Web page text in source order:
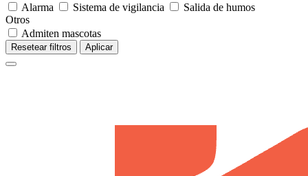
Alarma
Sistema de vigilancia
Salida de humos
Otros
Admiten mascotas
Resetear filtros Aplicar